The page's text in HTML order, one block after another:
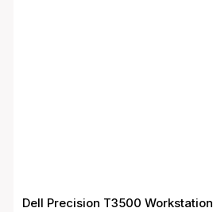
Dell Precision T3500 Workstation